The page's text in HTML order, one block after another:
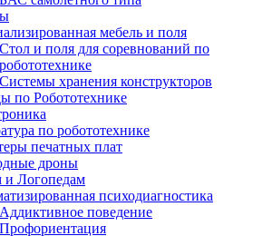
мебель и поля
Стол и поля для соревнований по
робототехнике
Системы хранения конструкторов
по Робототехнике
по робототехнике
печатных плат
дроны
и Логопедам
психодиагностика
Аддиктивное поведение
Профориентация